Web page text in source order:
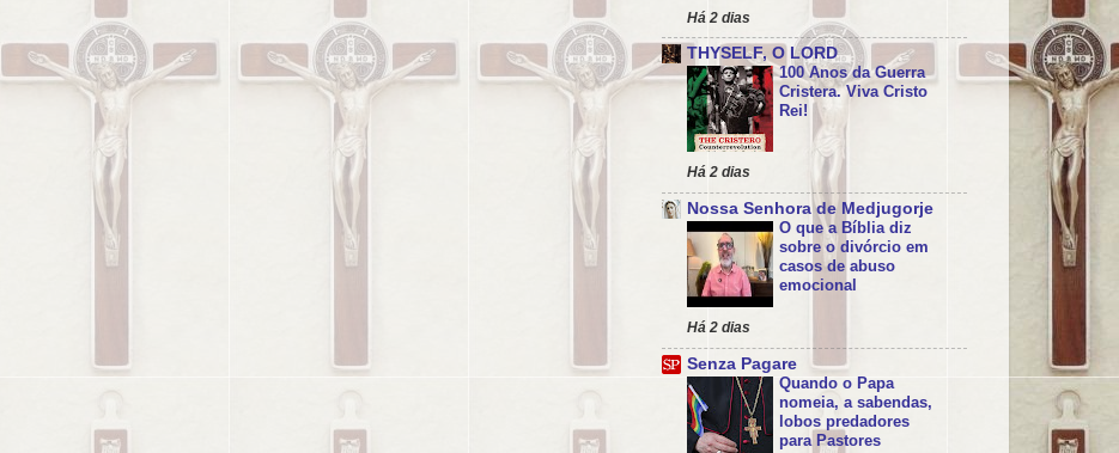
Há 2 dias
THYSELF, O LORD
100 Anos da Guerra
Cristera. Viva Cristo
Rei!
Há 2 dias
Nossa Senhora de Medjugorje
O que a Bíblia diz
sobre o divórcio em
casos de abuso
emocional
Há 2 dias
Senza Pagare
Quando o Papa
nomeia, a sabendas,
lobos predadores
para Pastores